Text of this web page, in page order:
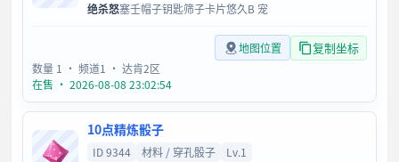
绝杀怒塞壬帽子钥匙筛子卡片悠久B 宠
地图位置 复制坐标
数量 1 · 频道1 · 达肯2区
在售 · 2026-08-08 23:02:54
10点精炼骰子
ID 9344 材料 / 穿孔骰子
Lv.1